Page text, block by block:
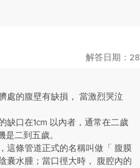
解答日期：
處的腹壁有缺損， 當激烈哭泣
缺口在1cm 以內者，通常在二歲
二到五歲。
這條管道正式的名稱叫做「 腹膜
囊水腫；當口徑大時， 腹腔內的